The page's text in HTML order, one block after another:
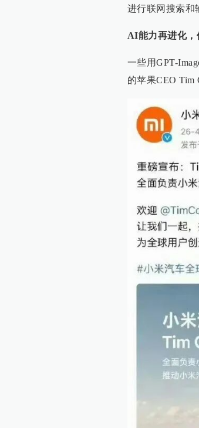
进行联网搜索和
AI能力再进化，
一些用GPT-
的苹果CEO Tim